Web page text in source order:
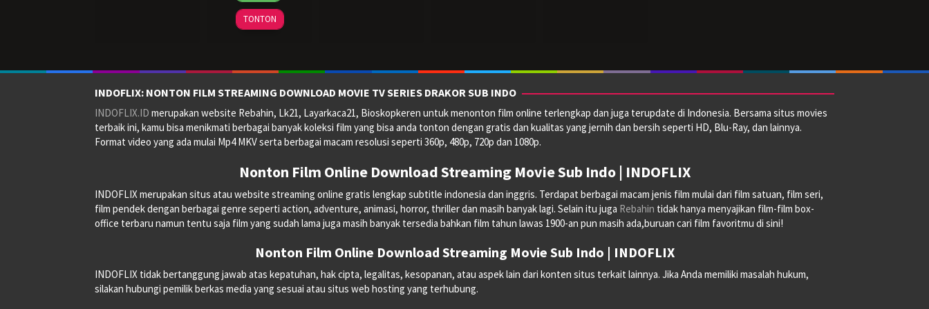
2024
hee
TONTON
INDOFLIX: NONTON FILM STREAMING DOWNLOAD MOVIE TV SERIES DRAKOR SUB INDO
INDOFLIX.ID merupakan website Rebahin, Lk21, Layarkaca21, Bioskopkeren untuk menonton film online terlengkap dan juga terupdate di Indonesia. Bersama situs movies
terbaik ini, kamu bisa menikmati berbagai banyak koleksi film yang bisa anda tonton dengan gratis dan kualitas yang jernih dan bersih seperti HD, Blu-Ray, dan lainnya.
Format video yang ada mulai Mp4 MKV serta berbagai macam resolusi seperti 360p, 480p, 720p dan 1080p.
Nonton Film Online Download Streaming Movie Sub Indo | INDOFLIX
INDOFLIX merupakan situs atau website streaming online gratis lengkap subtitle indonesia dan inggris. Terdapat berbagai macam jenis film mulai dari film satuan, film seri,
film pendek dengan berbagai genre seperti action, adventure, animasi, horror, thriller dan masih banyak lagi. Selain itu juga Rebahin tidak hanya menyajikan film-film box-
office terbaru namun tentu saja film yang sudah lama juga masih banyak tersedia bahkan film tahun lawas 1900-an pun masih ada,buruan cari film favoritmu di sini!
Nonton Film Online Download Streaming Movie Sub Indo | INDOFLIX
INDOFLIX tidak bertanggung jawab atas kepatuhan, hak cipta, legalitas, kesopanan, atau aspek lain dari konten situs terkait lainnya. Jika Anda memiliki masalah hukum,
silakan hubungi pemilik berkas media yang sesuai atau situs web hosting yang terhubung.